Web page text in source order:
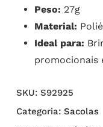
Peso: 27g
Material:
Ideal para:
promocionais
SKU: S92925
Categoria: Sacolas